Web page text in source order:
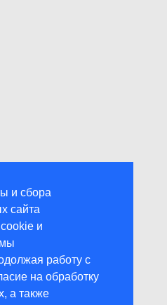
и сбора
сайта
и
работу с
на обработку
а также